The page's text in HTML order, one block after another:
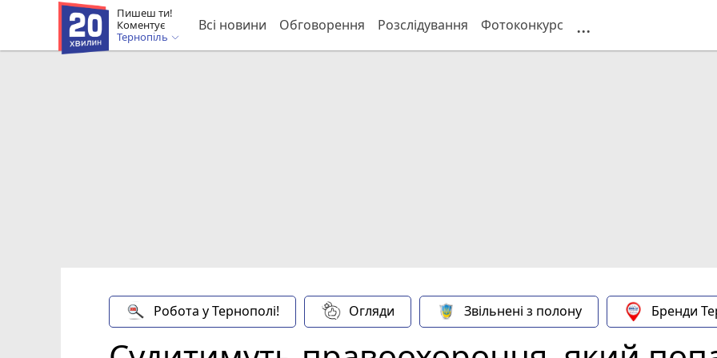
Пишеш ти!
Коментує
Тернопіль
Всі новини Обговорення Розслідування Фотоконкурс ...
Робота у Тернополі! Огляди Звільнені з полону Бренди